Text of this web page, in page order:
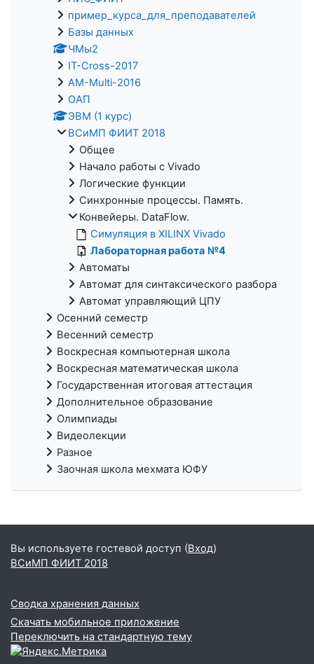
пример_курса_для_преподавателей
Базы данных
ЧМы2
IT-Cross-2017
AM-Multi-2016
ОАП
ЭВМ (1 курс)
ВСиМП ФИИТ 2018
Общее
Начало работы с Vivado
Логические функции
Синхронные процессы. Память.
Конвейеры. DataFlow.
Симуляция в XILINX Vivado
Лабораторная работа №4
Автоматы
Автомат для синтаксического разбора
Автомат управляющий ЦПУ
Осенний семестр
Весенний семестр
Воскресная компьютерная школа
Воскресная математическая школа
Государственная итоговая аттестация
Дополнительное образование
Олимпиады
Видеолекции
Разное
Заочная школа мехмата ЮФУ
Вы используете гостевой доступ (Вход)
ВСиМП ФИИТ 2018
Сводка хранения данных
Скачать мобильное приложение
Переключить на стандартную тему